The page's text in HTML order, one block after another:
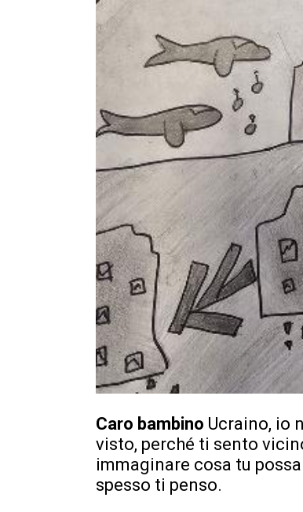
Caro bambino Ucraino, io
visto, perché ti sento
immaginare cosa tu
spesso ti penso.